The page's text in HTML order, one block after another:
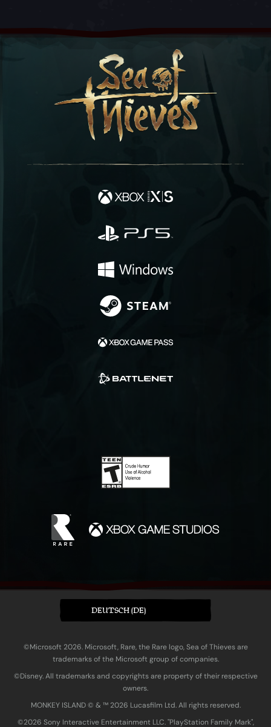
DEUTSCH (DE)
©Microsoft 2026. Microsoft, Rare, the Rare logo, Sea of Thieves are
trademarks of the Microsoft group of companies.
©Disney. All trademarks and copyrights are property of their respective
owners.
MONKEY ISLAND © & ™ 20‍26 Lucasfilm Ltd. All rights reserved.
©2026 Sony Interactive Entertainment LLC. "PlayStation Family Mark",